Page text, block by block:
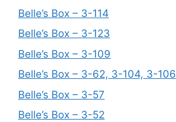
Belle’s Box – 3-114
Belle’s Box – 3-123
Belle’s Box – 3-109
Belle’s Box – 3-62, 3-104, 3-106
Belle’s Box – 3-57
Belle’s Box – 3-52